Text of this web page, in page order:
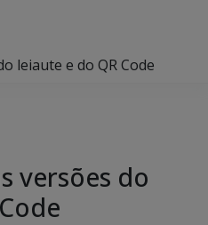
leiaute e do QR Code
versões do